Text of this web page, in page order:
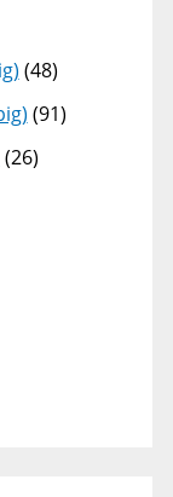
(48)
(91)
(26)